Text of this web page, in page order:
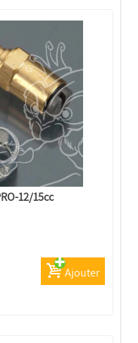
12/15cc
Ajouter